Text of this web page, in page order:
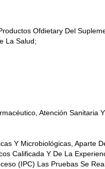
Ofdietary Del
La Salud;
Atención Sanitaria
Y Microbiológicas, Aparte
Calificada Y De La
(IPC) Las Pruebas Se